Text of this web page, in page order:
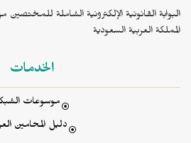
البوابة القانونية الإلكترونية الشاملة
المملكة العربية السعودية
الخدمات
موسوعات
دليل المحامين